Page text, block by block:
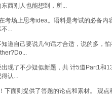
西别人也能想到，所...
场上思考idea。语料是考试的必备内
...
自己要说几句话才合适，说的多，怕
了不少疑似新题，共 计5道Part1和
认...
面则提供了答题的论点和素材。 观点